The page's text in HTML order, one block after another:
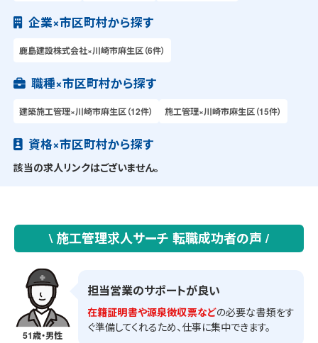
企業×市区町村から探す
鹿島建設株式会社×川崎市麻生区（6件）
職種×市区町村から探す
建築施工管理×川崎市麻生区（12件） 施工管理×川崎市麻生区（15件）
資格×市区町村から探す
該当の求人リンクはございません。
\ 施工管理求人サーチ 転職成功者の声 /
51歳・男性
担当営業のサポートが良い
在籍証明書や源泉徴収票などの必要な書類をす
ぐ準備してくれるため、仕事に集中できます。